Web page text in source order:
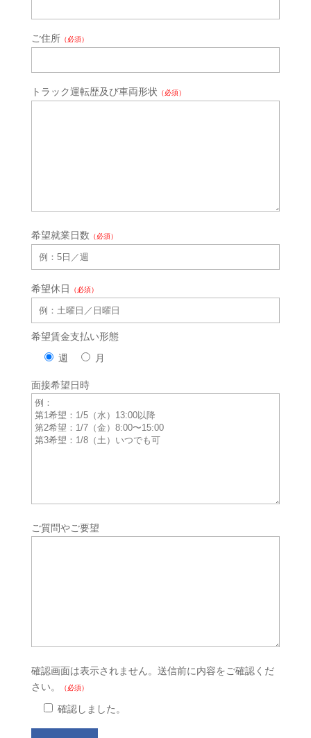
ご住所（必須）
トラック運転歴及び車両形状 （必須）
希望就業日数 （必須）
希望休日 （必須）
希望賃金支払い形態
週
月
面接希望日時
ご質問やご要望
確認画面は表示されません。送信前に内容をご確認くだ
さい。
（必須）
確認しました。